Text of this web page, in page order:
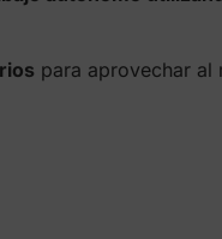
para aprovechar al